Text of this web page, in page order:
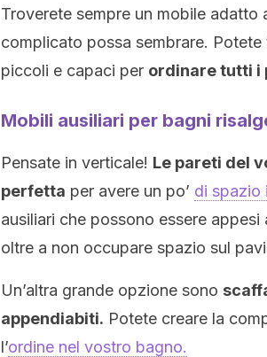
Troverete sempre un mobile
complicato possa sembrare.
piccoli e capaci per ordinare tutti i
Mobili ausiliari per bagni
Pensate in verticale! Le pareti del
perfetta per avere un po’ di spazio
ausiliari che possono essere
oltre a non occupare spazio sul
Un’altra grande opzione sono
appendiabiti. Potete creare la
l’ordine nel vostro bagno.